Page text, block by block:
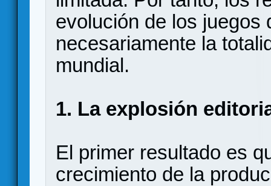
evolución de los juegos
necesariamente la
mundial.
1. La explosión
El primer resultado es
crecimiento de la